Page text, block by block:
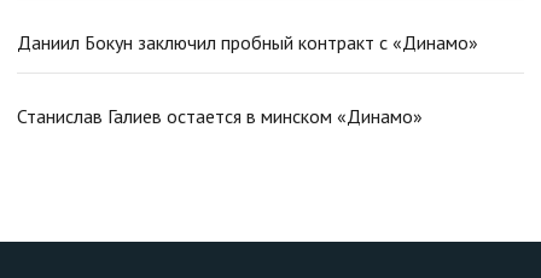
Даниил Бокун заключил пробный контракт с «Динамо»
Станислав Галиев остается в минском «Динамо»